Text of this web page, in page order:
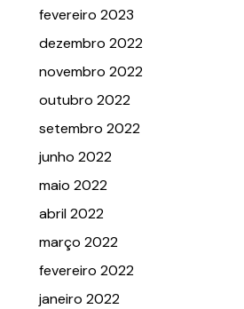
fevereiro 2023
dezembro 2022
novembro 2022
outubro 2022
setembro 2022
junho 2022
maio 2022
abril 2022
março 2022
fevereiro 2022
janeiro 2022